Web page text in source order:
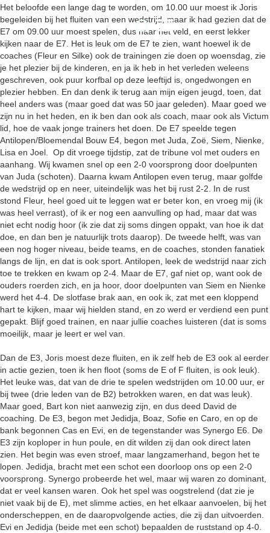
Het beloofde een lange dag te worden, om 10.00 uur moest ik Joris
begeleiden bij het fluiten van een wedstrijd, maar ik had gezien dat de
E7 om 09.00 uur moest spelen, dus naar het veld, en eerst lekker
kijken naar de E7. Het is leuk om de E7 te zien, want hoewel ik de
coaches (Fleur en Silke) ook de trainingen zie doen op woensdag, zie
je het plezier bij de kinderen, en ja ik heb in het verleden weleens
geschreven, ook puur korfbal op deze leeftijd is, ongedwongen en
plezier hebben. En dan denk ik terug aan mijn eigen jeugd, toen, dat
heel anders was (maar goed dat was 50 jaar geleden). Maar goed we
zijn nu in het heden, en ik ben dan ook als coach, maar ook als Victum
lid, hoe de vaak jonge trainers het doen. De E7 speelde tegen
Antilopen/Bloemendal Bouw E4, begon met Juda, Zoë, Siem, Nienke,
Lisa en Joel. Op dit vroege tijdstip, zat de tribune vol met ouders en
aanhang. Wij kwamen snel op een 2-0 voorsprong door doelpunten
van Juda (schoten). Daarna kwam Antilopen even terug, maar golfde
de wedstrijd op en neer, uiteindelijk was het bij rust 2-2. In de rust
stond Fleur, heel goed uit te leggen wat er beter kon, en vroeg mij (ik
was heel verrast), of ik er nog een aanvulling op had, maar dat was
niet echt nodig hoor (ik zie dat zij soms dingen oppakt, van hoe ik dat
doe, en dan ben je natuurlijk trots daarop). De tweede helft, was van
een nog hoger niveau, beide teams, en de coaches, stonden fanatiek
langs de lijn, en dat is ook sport. Antilopen, leek de wedstrijd naar zich
toe te trekken en kwam op 2-4. Maar de E7, gaf niet op, want ook de
ouders roerden zich, en ja hoor, door doelpunten van Siem en Nienke
werd het 4-4. De slotfase brak aan, en ook ik, zat met een kloppend
hart te kijken, maar wij hielden stand, en zo werd er verdiend een punt
gepakt. Blijf goed trainen, en naar jullie coaches luisteren (dat is soms
moeilijk, maar je leert er wel van.
Dan de E3, Joris moest deze fluiten, en ik zelf heb de E3 ook al eerder
in actie gezien, toen ik hen floot (soms de E of F fluiten, is ook leuk).
Het leuke was, dat van de drie te spelen wedstrijden om 10.00 uur, er
bij twee (drie leden van de B2) betrokken waren, en dat was leuk).
Maar goed, Bart kon niet aanwezig zijn, en dus deed David de
coaching. De E3, begon met Jedidja, Boaz, Sofie en Caro, en op de
bank begonnen Cas en Evi, en de tegenstander was Synergo E6. De
E3 zijn koploper in hun poule, en dit wilden zij dan ook direct laten
zien. Het begin was even stroef, maar langzamerhand, begon het te
lopen. Jedidja, bracht met een schot een doorloop ons op een 2-0
voorsprong. Synergo probeerde het wel, maar wij waren zo dominant,
dat er veel kansen waren. Ook het spel was oogstrelend (dat zie je
niet vaak bij de E), met slimme acties, en het elkaar aanvoelen, bij het
onderscheppen, en de daaropvolgende acties, die zij dan uitvoerden.
Evi en Jedidja (beide met een schot) bepaalden de ruststand op 4-0.